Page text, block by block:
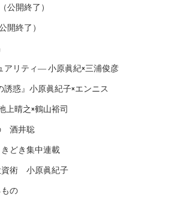
開終了）
終了）
アリティ― 小原眞紀×三浦俊彦
誘惑』小原眞紀子×エンニス
上晴之×鶴山裕司
酒井聡
どき集中連載
資術 小原眞紀子
の